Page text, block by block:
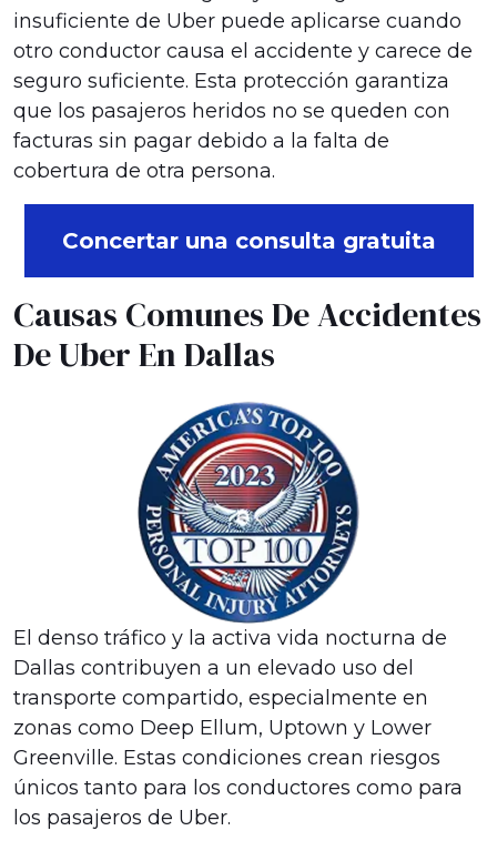
insuficiente de Uber puede aplicarse cuando
otro conductor causa el accidente y carece de
seguro suficiente. Esta protección garantiza
que los pasajeros heridos no se queden con
facturas sin pagar debido a la falta de
cobertura de otra persona.
Concertar una consulta gratuita
Causas Comunes De Accidentes
De Uber En Dallas
El denso tráfico y la activa vida nocturna de
Dallas contribuyen a un elevado uso del
transporte compartido, especialmente en
zonas como Deep Ellum, Uptown y Lower
Greenville. Estas condiciones crean riesgos
únicos tanto para los conductores como para
los pasajeros de Uber.